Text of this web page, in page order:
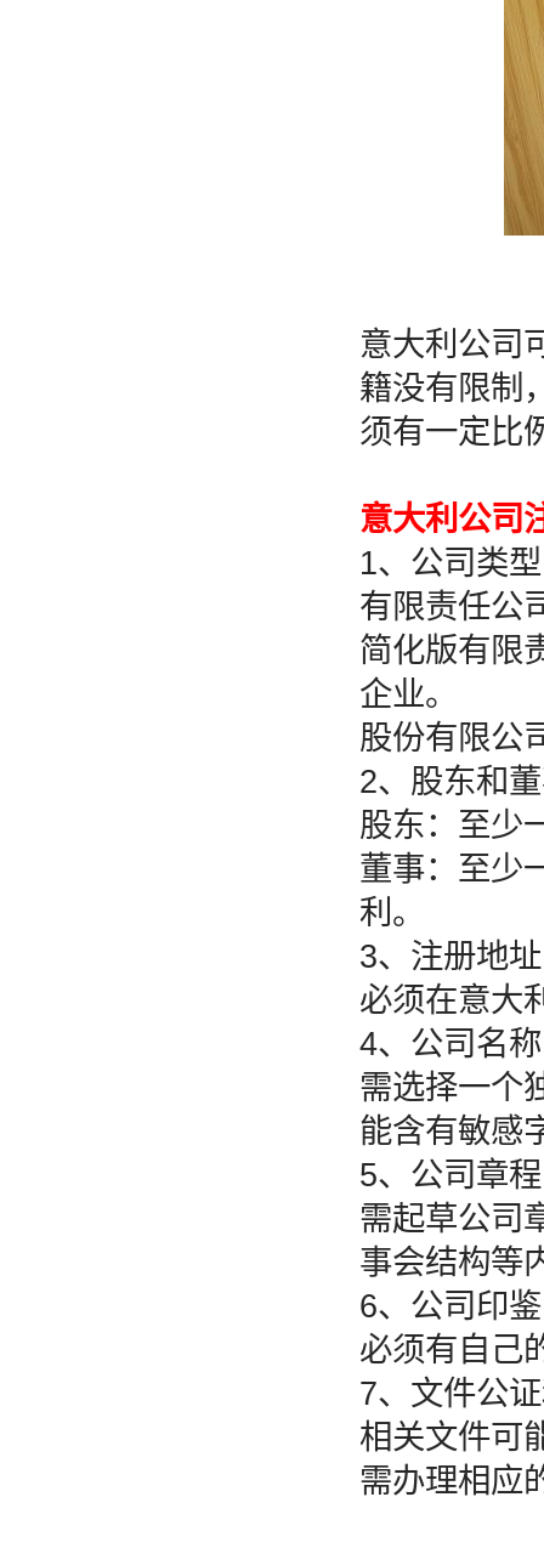
意大利公司
籍没有限制
须有一定比
意大利公司
1、公司类
有限责任公
简化版有限
企业。
股份有限公
2、股东和
股东：至少
董事：至少
利。
3、注册地
必须在意大
4、公司名
需选择一个
能含有敏感
5、公司章
需起草公司
事会结构等
6、公司印
必须有自己
7、文件公
相关文件可
需办理相应